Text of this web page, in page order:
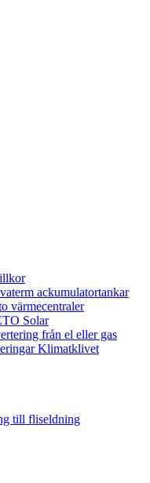
ackumulatortankar
värmecentraler
Solar
från el eller gas
Klimatklivet
till fliseldning